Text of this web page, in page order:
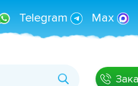
Telegram Max